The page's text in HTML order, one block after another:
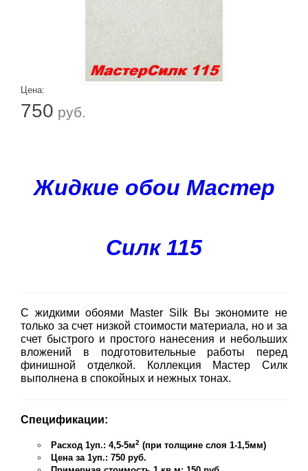
Цена:
750 руб.
Жидкие обои Мастер
Силк 115
С жидкими обоями Master Silk Вы экономите не
только за счет низкой стоимости материала, но и за
счет быстрого и простого нанесения и небольших
вложений в подготовительные работы перед
финишной отделкой. Коллекция Мастер Силк
выполнена в спокойных и нежных тонах.
Спецификации:
Расход 1уп.: 4,5-5м2 (при толщине слоя 1-1,5мм)
Цена за 1уп.: 750 руб.